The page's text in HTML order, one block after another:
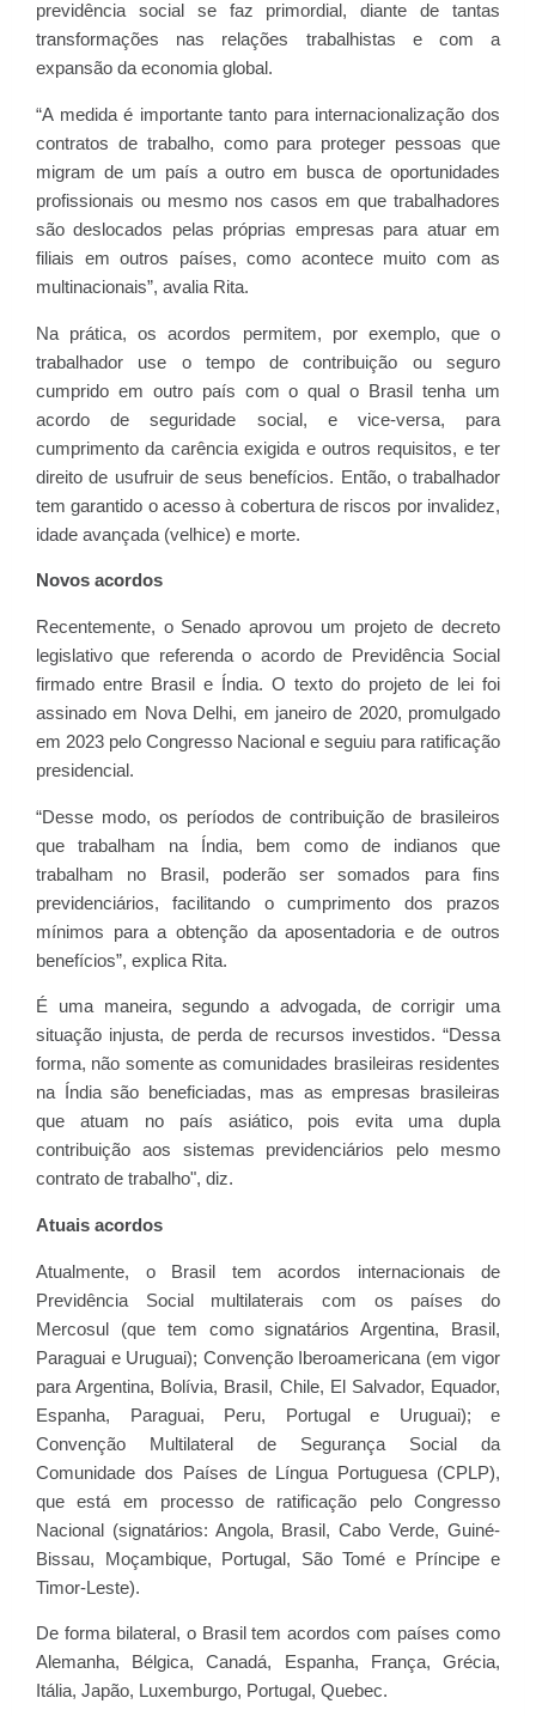
previdência social se faz primordial, diante de tantas
transformações nas relações trabalhistas e com a
expansão da economia global.
“A medida é importante tanto para internacionalização dos
contratos de trabalho, como para proteger pessoas que
migram de um país a outro em busca de oportunidades
profissionais ou mesmo nos casos em que trabalhadores
são deslocados pelas próprias empresas para atuar em
filiais em outros países, como acontece muito com as
multinacionais”, avalia Rita.
Na prática, os acordos permitem, por exemplo, que o
trabalhador use o tempo de contribuição ou seguro
cumprido em outro país com o qual o Brasil tenha um
acordo de seguridade social, e vice-versa, para
cumprimento da carência exigida e outros requisitos, e ter
direito de usufruir de seus benefícios. Então, o trabalhador
tem garantido o acesso à cobertura de riscos por invalidez,
idade avançada (velhice) e morte.
Novos acordos
Recentemente, o Senado aprovou um projeto de decreto
legislativo que referenda o acordo de Previdência Social
firmado entre Brasil e Índia. O texto do projeto de lei foi
assinado em Nova Delhi, em janeiro de 2020, promulgado
em 2023 pelo Congresso Nacional e seguiu para ratificação
presidencial.
“Desse modo, os períodos de contribuição de brasileiros
que trabalham na Índia, bem como de indianos que
trabalham no Brasil, poderão ser somados para fins
previdenciários, facilitando o cumprimento dos prazos
mínimos para a obtenção da aposentadoria e de outros
benefícios”, explica Rita.
É uma maneira, segundo a advogada, de corrigir uma
situação injusta, de perda de recursos investidos. “Dessa
forma, não somente as comunidades brasileiras residentes
na Índia são beneficiadas, mas as empresas brasileiras
que atuam no país asiático, pois evita uma dupla
contribuição aos sistemas previdenciários pelo mesmo
contrato de trabalho", diz.
Atuais acordos
Atualmente, o Brasil tem acordos internacionais de
Previdência Social multilaterais com os países do
Mercosul (que tem como signatários Argentina, Brasil,
Paraguai e Uruguai); Convenção Iberoamericana (em vigor
para Argentina, Bolívia, Brasil, Chile, El Salvador, Equador,
Espanha, Paraguai, Peru, Portugal e Uruguai); e
Convenção Multilateral de Segurança Social da
Comunidade dos Países de Língua Portuguesa (CPLP),
que está em processo de ratificação pelo Congresso
Nacional (signatários: Angola, Brasil, Cabo Verde, Guiné-
Bissau, Moçambique, Portugal, São Tomé e Príncipe e
Timor-Leste).
De forma bilateral, o Brasil tem acordos com países como
Alemanha, Bélgica, Canadá, Espanha, França, Grécia,
Itália, Japão, Luxemburgo, Portugal, Quebec.